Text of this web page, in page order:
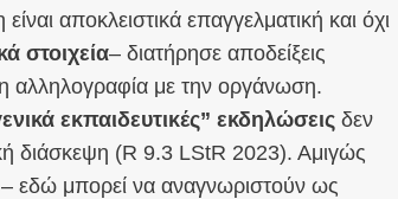
αποκλειστικά επαγγελματική και όχι
στοιχεία– διατήρησε αποδείξεις
αλληλογραφία με την οργάνωση.
εκπαιδευτικές” εκδηλώσεις δεν
διάσκεψη (R 9.3 LStR 2023). Αμιγώς
– εδώ μπορεί να αναγνωριστούν ως